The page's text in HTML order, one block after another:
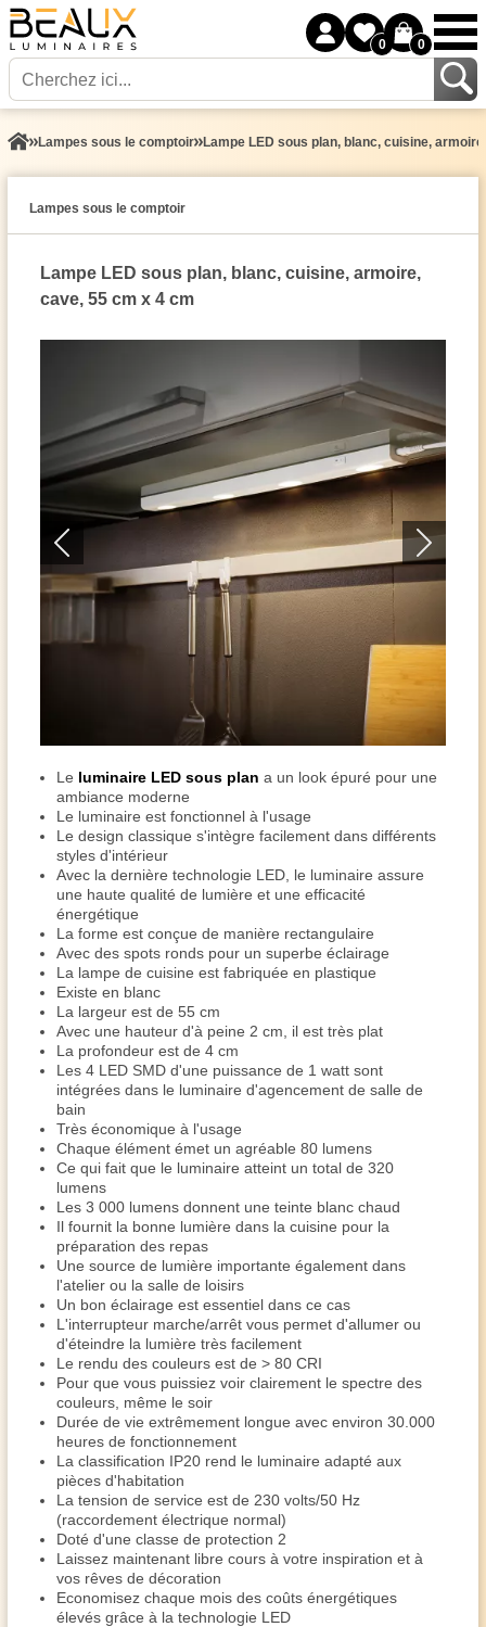
0 0
Lampes sous le comptoir Lampe LED sous plan, blanc, cuisine,
Lampes sous le comptoir
Lampe LED sous plan, blanc, cuisine, armoire,
cave, 55 cm x 4 cm
Le luminaire LED sous plan a un look épuré pour une
ambiance moderne
Le luminaire est fonctionnel à l'usage
Le design classique s'intègre facilement dans différents
styles d'intérieur
Avec la dernière technologie LED, le luminaire assure
une haute qualité de lumière et une efficacité
énergétique
La forme est conçue de manière rectangulaire
Avec des spots ronds pour un superbe éclairage
La lampe de cuisine est fabriquée en plastique
Existe en blanc
La largeur est de 55 cm
Avec une hauteur d'à peine 2 cm, il est très plat
La profondeur est de 4 cm
Les 4 LED SMD d'une puissance de 1 watt sont
intégrées dans le luminaire d'agencement de salle de
bain
Très économique à l'usage
Chaque élément émet un agréable 80 lumens
Ce qui fait que le luminaire atteint un total de 320
lumens
Les 3 000 lumens donnent une teinte blanc chaud
Il fournit la bonne lumière dans la cuisine pour la
préparation des repas
Une source de lumière importante également dans
l'atelier ou la salle de loisirs
Un bon éclairage est essentiel dans ce cas
L'interrupteur marche/arrêt vous permet d'allumer ou
d'éteindre la lumière très facilement
Le rendu des couleurs est de > 80 CRI
Pour que vous puissiez voir clairement le spectre des
couleurs, même le soir
Durée de vie extrêmement longue avec environ 30.000
heures de fonctionnement
La classification IP20 rend le luminaire adapté aux
pièces d'habitation
La tension de service est de 230 volts/50 Hz
(raccordement électrique normal)
Doté d'une classe de protection 2
Laissez maintenant libre cours à votre inspiration et à
vos rêves de décoration
Economisez chaque mois des coûts énergétiques
élevés grâce à la technologie LED